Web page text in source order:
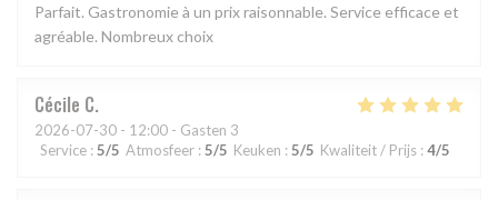
Parfait. Gastronomie à un prix raisonnable. Service efficace et
agréable. Nombreux choix
Cécile C
2026-07-30 - 12:00 - Gasten 3
Service : 5/5 Atmosfeer : 5/5 Keuken : 5/5 Kwaliteit / Prijs : 4/5